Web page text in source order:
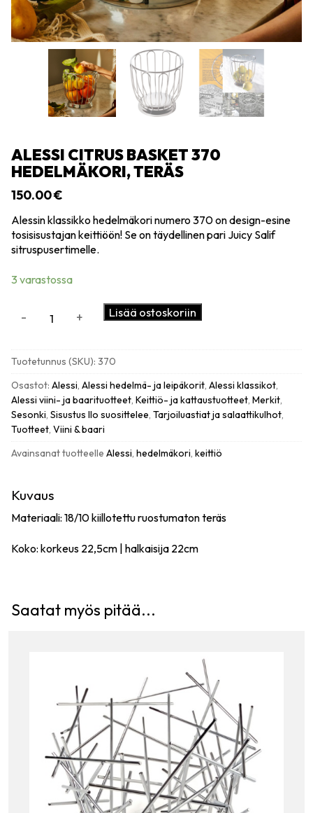
ALESSI CITRUS BASKET 370
HEDELMÄKORI, TERÄS
150.00€
Alessin klassikko hedelmäkori numero 370 on design-esine
tosisisustajan keittiöön! Se on täydellinen pari Juicy Salif
sitruspusertimelle.
3 varastossa
hedelmäkori,
teräs
määrä
- + Lisää ostoskoriin
Tuotetunnus (SKU): 370
Osastot: Alessi, Alessi hedelmä- ja leipäkorit, Alessi klassikot,
Alessi viini- ja baarituotteet, Keittiö- ja kattaustuotteet, Merkit,
Sesonki, Sisustus Ilo suosittelee, Tarjoiluastiat ja salaattikulhot,
Tuotteet, Viini & baari
Avainsanat tuotteelle Alessi, hedelmäkori, keittiö
Kuvaus
Materiaali: 18/10 kiillotettu ruostumaton teräs
Koko: korkeus 22,5cm | halkaisija 22cm
Saatat myös pitää...